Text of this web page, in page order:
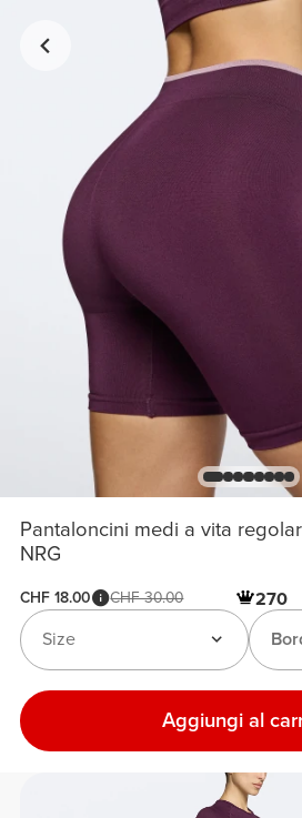
Pantaloncini medi a vita
NRG
CHF 18.00 CHF 30.00 270
Size
Aggiungi al